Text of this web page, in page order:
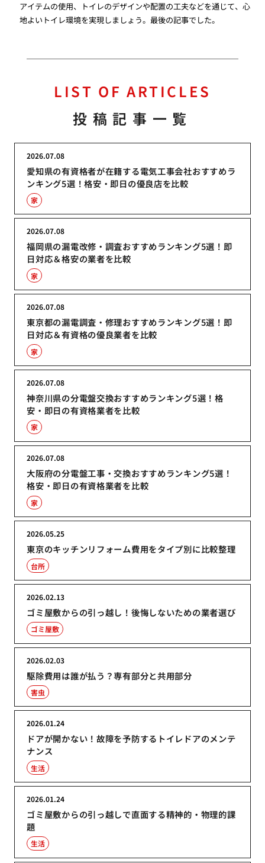
アイテムの使用、トイレのデザインや配置の工夫などを通じて、心
地よいトイレ環境を実現しましょう。最後の記事でした。
LIST OF ARTICLES
投稿記事一覧
愛知県の有資格者が在籍する電気工事会社おすすめラ
ンキング5選！格安・即日の優良店を比較
2026.07.08
家
福岡県の漏電改修・調査おすすめランキング5選！即
日対応＆格安の業者を比較
2026.07.08
家
東京都の漏電調査・修理おすすめランキング5選！即
日対応＆有資格の優良業者を比較
2026.07.08
家
神奈川県の分電盤交換おすすめランキング5選！格
安・即日の有資格業者を比較
2026.07.08
家
大阪府の分電盤工事・交換おすすめランキング5選！
格安・即日の有資格業者を比較
2026.07.08
家
東京のキッチンリフォーム費用をタイプ別に比較整理
2026.05.25
台所
ゴミ屋敷からの引っ越し！後悔しないための業者選び
2026.02.13
ゴミ屋敷
駆除費用は誰が払う？専有部分と共用部分
2026.02.03
害虫
ドアが開かない！故障を予防するトイレドアのメンテ
ナンス
2026.01.24
生活
ゴミ屋敷からの引っ越しで直面する精神的・物理的課
題
2026.01.24
生活